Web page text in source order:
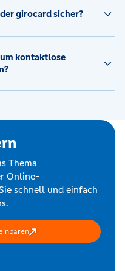
girocard sicher?
kontaktlose
Thema
Online-
schnell und einfach